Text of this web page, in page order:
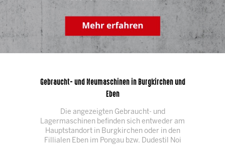
Gebraucht- und Neumaschinen in Burgkirchen und
Eben
Die angezeigten Gebraucht- und
Lagermaschinen befinden sich entweder am
Hauptstandort in Burgkirchen oder in den
Fillialen Eben im Pongau bzw. Dudestil Noi